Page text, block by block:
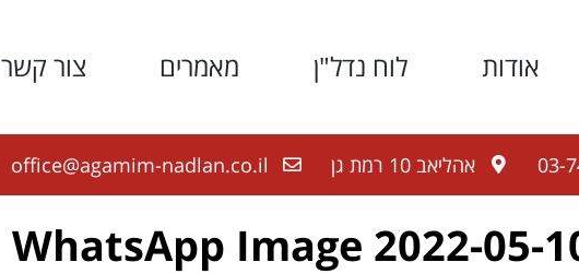
אודות לוח נדל"ן מאמרים צור קשר
03- אהליאב 10 רמת גן office@agamim-nadlan.co.il
WhatsApp Image 2022-05-